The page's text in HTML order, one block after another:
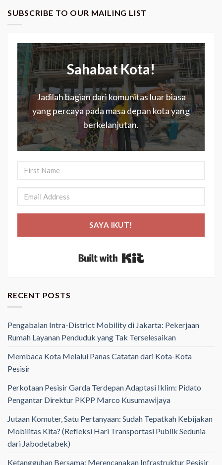
SUBSCRIBE TO OUR MAILING LIST
Sahabat Kota!
Jadilah bagian dari komunitas luar biasa
yang percaya pada masa depan kota yang
berkelanjutan.
SAYA IKUT!
RECENT POSTS
Pengabaian Intra-District Mobility di Jakarta: Pekerjaan
Rumah Layanan Penduduk yang Tak Terselesaikan
Membaca Kota Melalui Panas Catatan dari Kota-Kota
Pesisir
Perkotaan Pesisir Garda Terdepan Adaptasi Iklim: Pidato
Pengantar Direktur PKPP Marco Kusumawijaya
Jutaan Komuter, Satu Pertanyaan: Sudah Tepatkah Kebijakan
Mobilitas Kita? (Refleksi Hari Transportasi Publik Sedunia
dari Jabodetabek)
Ketangguhan Bersama: Merencanakan Infrastruktur Pesisir